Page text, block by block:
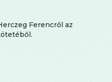
Ferencről az